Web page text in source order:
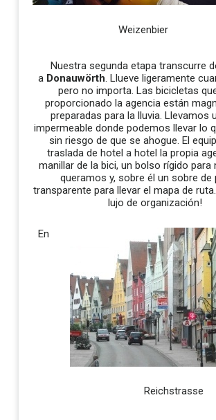
Weizenbier
Nuestra segunda etapa transcurre
a Donauwörth. Llueve ligeramente
pero no importa. Las bicicletas
proporcionado la agencia están
preparadas para la lluvia. Llevamos
impermeable donde podemos llevar lo
sin riesgo de que se ahogue. El
traslada de hotel a hotel la propia
manillar de la bici, un bolso rígido para
queramos y, sobre él un sobre de
transparente para llevar el mapa de ruta.
lujo de organización!
Reichstrasse
En